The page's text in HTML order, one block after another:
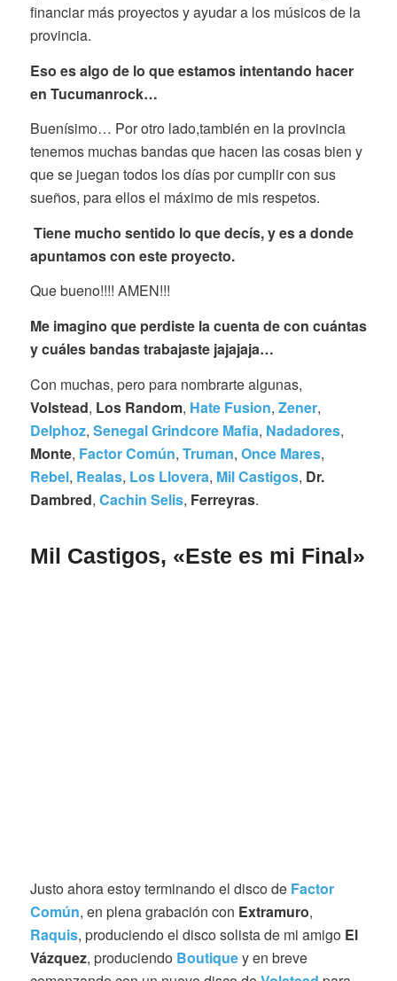
financiar más proyectos y ayudar a los músicos de la
provincia.
Eso es algo de lo que estamos intentando hacer
en Tucumanrock…
Buenísimo… Por otro lado,también en la provincia
tenemos muchas bandas que hacen las cosas bien y
que se juegan todos los días por cumplir con sus
sueños, para ellos el máximo de mis respetos.
Tiene mucho sentido lo que decís, y es a donde
apuntamos con este proyecto.
Que bueno!!!! AMEN!!!
Me imagino que perdiste la cuenta de con cuántas
y cuáles bandas trabajaste jajajaja…
Con muchas, pero para nombrarte algunas,
Volstead, Los Random, Hate Fusion, Zener,
Delphoz, Senegal Grindcore Mafia, Nadadores,
Monte, Factor Común, Truman, Once Mares,
Rebel, Realas, Los Llovera, Mil Castigos, Dr.
Dambred, Cachin Selis, Ferreyras.
Mil Castigos, «Este es mi Final»
Justo ahora estoy terminando el disco de Factor
Común, en plena grabación con Extramuro,
Raquis, produciendo el disco solista de mi amigo El
Vázquez, produciendo Boutiquey en breve